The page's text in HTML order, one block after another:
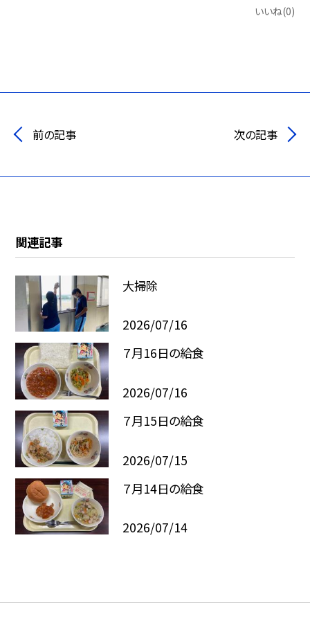
いいね(0)
前の記事 次の記事
関連記事
大掃除
2026/07/16
７月16日の給食
2026/07/16
７月15日の給食
2026/07/15
７月14日の給食
2026/07/14